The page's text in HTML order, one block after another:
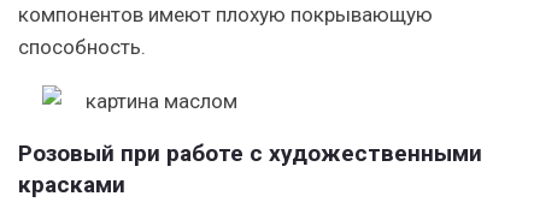
компонентов имеют плохую покрывающую
способность.
Розовый при работе с художественными
красками